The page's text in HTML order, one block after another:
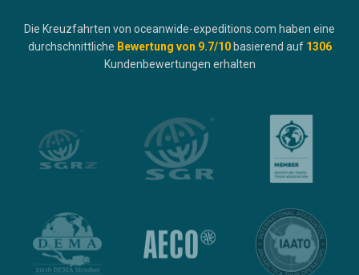
Die Kreuzfahrten von oceanwide-expeditions.com haben eine
durchschnittliche Bewertung von 9.7/10 basierend auf 1306
Kundenbewertungen erhalten